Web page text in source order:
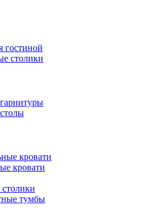
гостиной
столики
кровати
кровати
тумбы